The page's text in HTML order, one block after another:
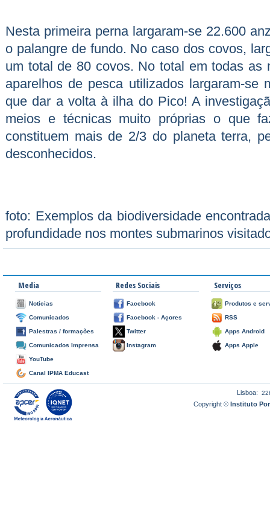
Nesta primeira perna largaram-se 22.600
o palangre de fundo. No caso dos covos,
um total de 80 covos. No total em todas as
aparelhos de pesca utilizados largaram-
que dar a volta à ilha do Pico! A
meios e técnicas muito próprias o que
constituem mais de 2/3 do planeta terra,
desconhecidos.
foto: Exemplos da biodiversidade
profundidade nos montes submarinos
Media
Notícias
Comunicados
Palestras / formações
Comunicados Imprensa
YouTube
Canal IPMA Educast
Redes Sociais
Facebook
Facebook - Açores
Twitter
Instagram
Serviços
Produtos e
RSS
Apps Android
Apps Apple
Lisboa:
Copyright ©Instituto